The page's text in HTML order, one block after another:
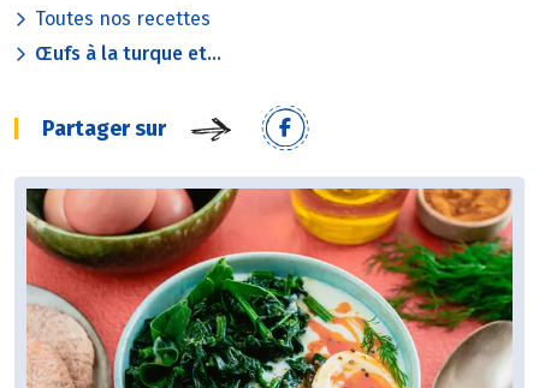
Toutes nos recettes
Œufs à la turque et...
Partager sur